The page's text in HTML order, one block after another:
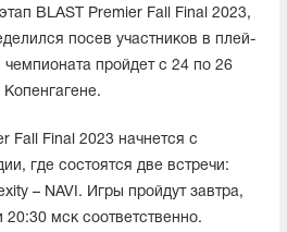
BLAST Premier Fall Final 2023,
посев участников в плей-
пройдет с 24 по 26
Fall Final 2023 начнется с
где состоятся две встречи:
– NAVI. Игры пройдут завтра,
мск соответственно.